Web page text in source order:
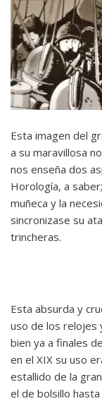
Esta imagen del
a su maravillosa
nos enseña dos
Horología, a
muñeca y la
sincronizase su
trincheras.
Esta absurda y
uso de los relojes
bien ya a finales
en el XIX su uso
estallido de la
el de bolsillo